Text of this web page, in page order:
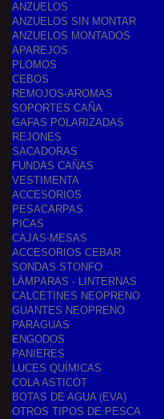
ANZUELOS
ANZUELOS SIN MONTAR
ANZUELOS MONTADOS
APAREJOS
PLOMOS
CEBOS
REMOJOS-AROMAS
SOPORTES CAÑA
GAFAS POLARIZADAS
REJONES
SACADORAS
FUNDAS CAÑAS
VESTIMENTA
ACCESORIOS
PESACARPAS
PICAS
CAJAS-MESAS
ACCESORIOS CEBAR
SONDAS STONFO
LÁMPARAS - LINTERNAS
CALCETINES NEOPRENO
GUANTES NEOPRENO
PARAGUAS
ENGODOS
PANIERES
LUCES QUÍMICAS
COLA ASTICOT
BOTAS DE AGUA (EVA)
OTROS TIPOS DE PESCA